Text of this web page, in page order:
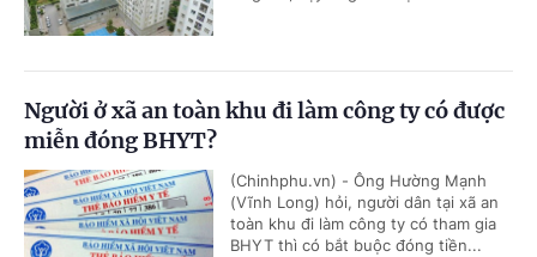
Người ở xã an toàn khu đi làm công ty có được
miễn đóng BHYT?
(Chinhphu.vn) - Ông Hường Mạnh
(Vĩnh Long) hỏi, người dân tại xã an
toàn khu đi làm công ty có tham gia
BHYT thì có bắt buộc đóng tiền...